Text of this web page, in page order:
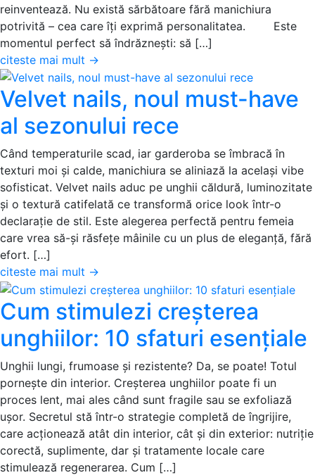
reinventează. Nu există sărbătoare fără manichiura
potrivită – cea care îți exprimă personalitatea. Este
momentul perfect să îndrăznești: să […]
citeste mai mult →
Velvet nails, noul must-have
al sezonului rece
Când temperaturile scad, iar garderoba se îmbracă în
texturi moi și calde, manichiura se aliniază la același vibe
sofisticat. Velvet nails aduc pe unghii căldură, luminozitate
și o textură catifelată ce transformă orice look într-o
declarație de stil. Este alegerea perfectă pentru femeia
care vrea să-și răsfețe mâinile cu un plus de eleganță, fără
efort. […]
citeste mai mult →
Cum stimulezi creșterea
unghiilor: 10 sfaturi esențiale
Unghii lungi, frumoase și rezistente? Da, se poate! Totul
pornește din interior. Creșterea unghiilor poate fi un
proces lent, mai ales când sunt fragile sau se exfoliază
ușor. Secretul stă într-o strategie completă de îngrijire,
care acționează atât din interior, cât și din exterior: nutriție
corectă, suplimente, dar și tratamente locale care
stimulează regenerarea. Cum […]